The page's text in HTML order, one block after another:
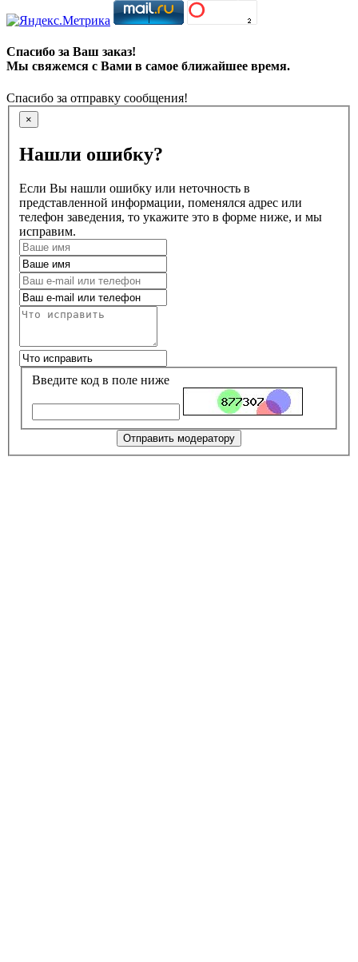
Спасибо за Ваш заказ!
Мы свяжемся с Вами в самое ближайшее время.
Спасибо за отправку сообщения!
×
Нашли ошибку?
Если Вы нашли ошибку или неточность в
представленной информации, поменялся адрес или
телефон заведения, то укажите это в форме ниже, и мы
исправим.
Введите код в поле ниже
Отправить модератору